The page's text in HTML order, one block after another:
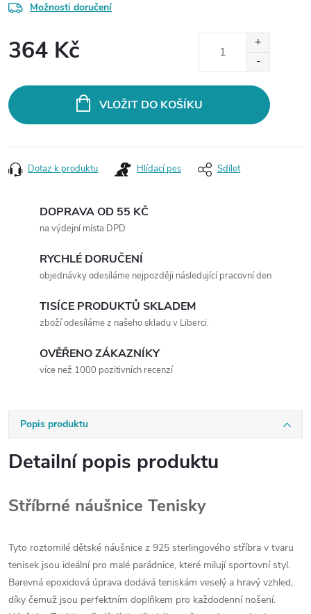
Možnosti doručení
364 Kč
VLOŽIT DO KOŠÍKU
Dotaz k produktu Hlídací pes Sdílet
DOPRAVA OD 55 KČ
na výdejní místa DPD
RYCHLÉ DORUČENÍ
objednávky odesíláme nejpozději následující pracovní den
TISÍCE PRODUKTŮ SKLADEM
zboží odesíláme z našeho skladu v Liberci.
OVĚŘENO ZÁKAZNÍKY
více než 1000 pozitivních recenzí
Popis produktu
Detailní popis produktu
Stříbrné náušnice Tenisky
Tyto roztomilé dětské náušnice z 925 sterlingového stříbra v tvaru
tenisek jsou ideální pro malé parádnice, které milují sportovní styl.
Barevná epoxidová úprava dodává teniskám veselý a hravý vzhled,
díky čemuž jsou perfektním doplňkem pro každodenní nošení.